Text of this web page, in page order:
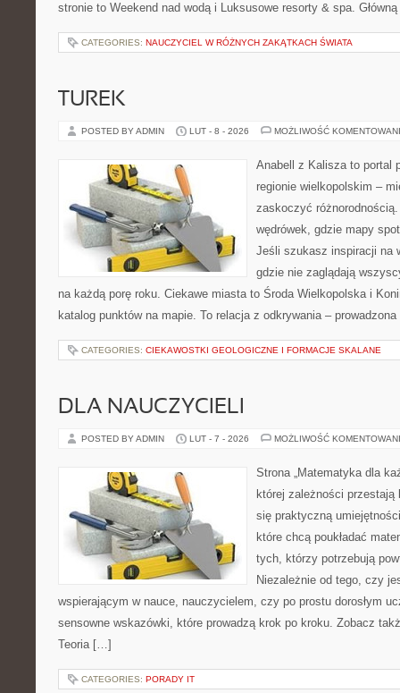
stronie to Weekend nad wodą i Luksusowe resorty & spa.
CATEGORIES: NAUCZYCIEL W RÓŻNYCH ZAKĄTKACH ŚWIATA
TUREK
POSTED BY ADMIN LUT - 8 - 2026 MOŻLIWOŚĆ
Anabell z Kalisza to portal
regionie wielkopolskim –
zaskoczyć
wędrówek, gdzie mapy
Jeśli szukasz inspiracji na
gdzie nie zaglądają
na każdą porę roku. Ciekawe miasta to Środa Wielkopolska i
katalog punktów na mapie. To relacja z odkrywania –
CATEGORIES: CIEKAWOSTKI GEOLOGICZNE I FORMACJE SKALANE
DLA NAUCZYCIELI
POSTED BY ADMIN LUT - 7 - 2026 MOŻLIWOŚĆ
Strona „Matematyka dla
której zależności
się praktyczną
które chcą poukładać
tych, którzy potrzebują
Niezależnie od tego, czy
wspierającym w nauce, nauczycielem, czy po prostu dorosłym
sensowne wskazówki, które prowadzą krok po kroku. Zobacz
Teoria […]
CATEGORIES: PORADY IT